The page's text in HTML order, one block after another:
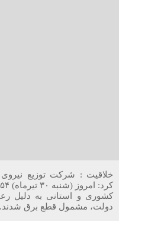
خلاقیت : شرکت توزیع نیروی
کشوری و استانی به دلیل
دولت، مشمول قطع برق شدند.